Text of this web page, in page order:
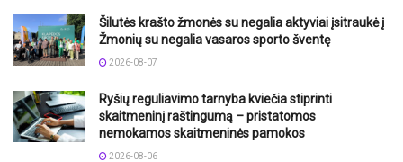
Šilutės krašto žmonės su negalia aktyviai įsitraukė į
Žmonių su negalia vasaros sporto šventę
2026-08-07
Ryšių reguliavimo tarnyba kviečia stiprinti
skaitmeninį raštingumą – pristatomos
nemokamos skaitmeninės pamokos
2026-08-06